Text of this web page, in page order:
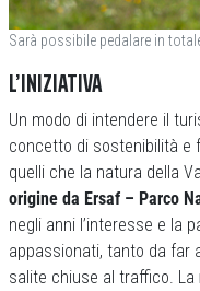
Sarà possibile pedalare in
L’INIZIATIVA
Un modo di intendere il
concetto di sostenibilità e
quelli che la natura della
origine da Ersaf – Parco
negli anni l’interesse e la
appassionati, tanto da far
salite chiuse al traffico. La